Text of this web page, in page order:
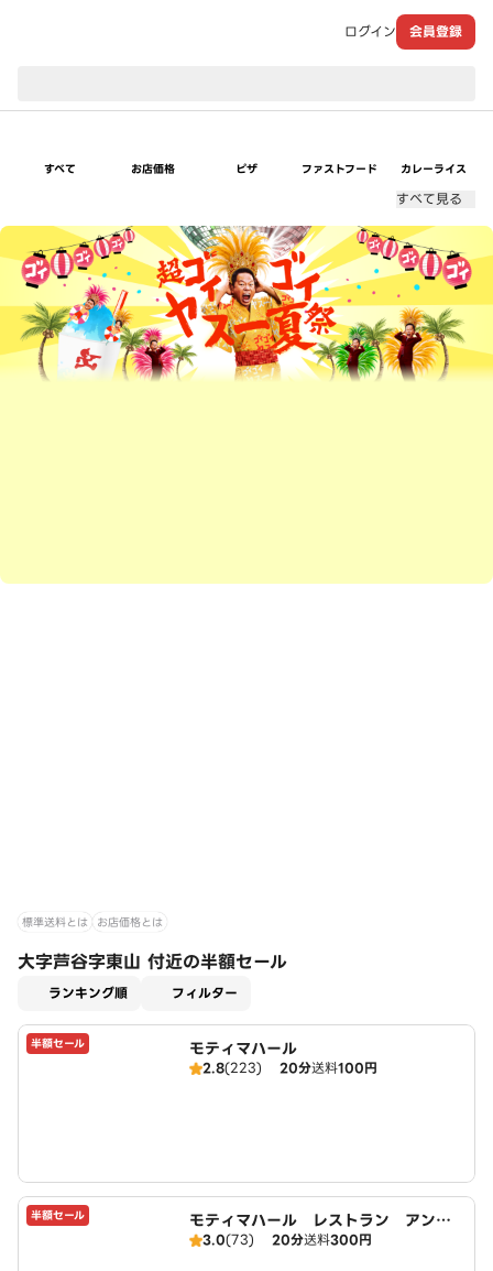
ログイン 会員登録
すべて お店価格 ピザ ファストフード カレーライス
すべて見る
超ゴイゴイヤスー夏祭
標準送料とは お店価格とは
大字芦谷字東山 付近の半額セール
ランキング順 フィルター
半額セール モティマハール
2.8(223) 20分送料100円
半額セール
モティマハール レストラン アンド
バー
3.0(73) 20分送料300円